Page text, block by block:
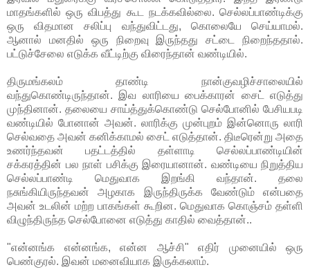
மாதங்களில் ஒரு விபத்து கூட நடக்கவில்லை. செல்லப்பாண்டிக்கு
ஒரு விதமான சலிப்பு வந்துவிட்டது, கொலையே செய்யாமல்.
ஆனால் மனதில் ஒரு நிறைவு இருந்தது சட்டை நிறைந்ததால்.
பட்டுச்சேலை எடுக்க வீட்டிற்கு விரைந்தான் வண்டியில்.
திருமங்கலம் தாண்டி நான்குவழிச்சாலையில்
வந்துகொண்டிருந்தான். இவ லாரியை பைக்காரன் சைட் எடுத்து
முந்தினான். தலையை சாய்த்துக்கொண்டு செல்போனில் பேசியபடி
வண்டியில் போனான் அவன். லாரிக்கு முன்புறம் இன்னொரு லாரி
செல்வதை அவன் கனிக்காமல் சைட் எடுத்தான். திடீரென்று அதை
உணர்ந்தவன் பதட்டத்தில் தள்ளாடி செல்லப்பாண்டியின்
சக்கரத்தின் பல நாள் பசிக்கு இரையானான். வண்டியை நிறுத்திய
செல்லப்பாண்டி மெதுவாக இறங்கி வந்தான். தலை
நசுங்கியிருந்தவன் அழகாக இருந்திருக்க வேண்டும் என்பதை
அவன் உடலின் மற்ற பாகங்கள் கூறின. மெதுவாக கொஞ்சம் தள்ளி
விழுந்திருந்த செல்போனை எடுத்து காதில் வைத்தான்..
"என்னங்க என்னங்க, என்ன ஆச்சி" எதிர் முனையில் ஒரு
பெண்குரல். இவன் மனைவியாக இருக்கலாம்.